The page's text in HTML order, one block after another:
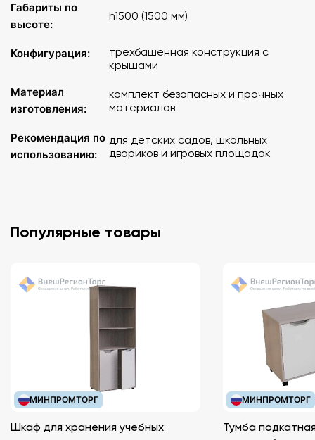
Габариты по
высоте:
h1500 (1500 мм)
Конфигурация:
трёхбашенная конструкция с
крышами
Материал
изготовления:
комплект безопасных и прочных
материалов
Рекомендация по
использованию:
для детских садов, школьных
двориков и игровых площадок
Популярные товары
МИНПРОМТОРГ
Шкаф для хранения учебных
МИНПРОМТОРГ
Тумба